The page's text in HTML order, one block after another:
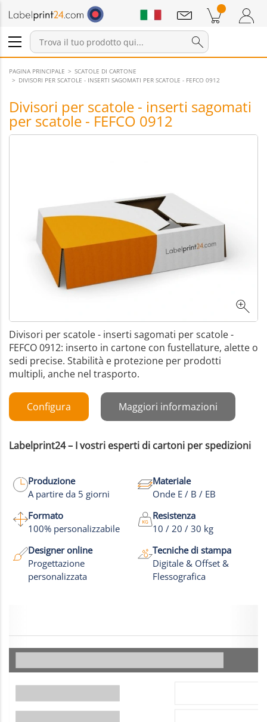
Accedi / Registrati
Prodotti nel carrello
Annunci
PAGINA PRINCIPALE
SCATOLE DI CARTONE
DIVISORI PER SCATOLE - INSERTI SAGOMATI PER SCATOLE - FEFCO 0912
Divisori per scatole - inserti sagomati
per scatole - FEFCO 0912
Divisori per scatole - inserti sagomati per scatole -
FEFCO 0912: inserto in cartone con fustellature, alette o
sedi precise. Stabilità e protezione per prodotti
multipli, anche nel trasporto.
Configura Maggiori informazioni
Labelprint24 – I vostri esperti di cartoni per spedizioni
Produzione
A partire da 5 giorni
Materiale
Onde E / B / EB
Formato
100% personalizzabile
Resistenza
10 / 20 / 30 kg
Designer online
Progettazione
personalizzata
Tecniche di stampa
Digitale & Offset &
Flessografica